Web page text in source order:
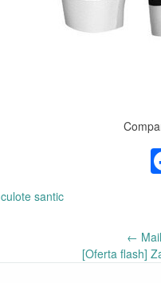
culote santic
←
[Oferta flash]